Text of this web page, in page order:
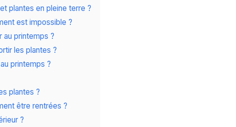
plantes en pleine terre ?
est impossible ?
au printemps ?
les plantes ?
printemps ?
plantes ?
être rentrées ?
?